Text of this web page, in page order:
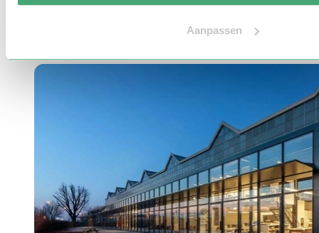
Aanpassen
staan voor je klaar! Neem contact op via ons contactformulier of